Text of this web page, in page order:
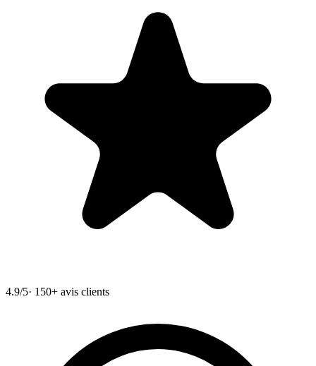
4.9/5· 150+ avis clients